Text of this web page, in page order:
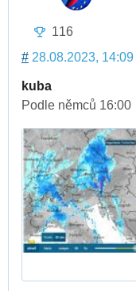
116
# 28.08.2023, 14:09
kuba
Podle němců 16:00